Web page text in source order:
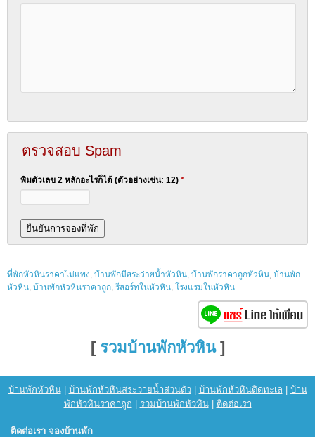
ตรวจสอบ Spam
พิมตัวเลข 2 หลักอะไรก็ได้ (ตัวอย่างเช่น: 12) *
ที่พักหัวหินราคาไม่แพง บ้านพักมีสระว่ายน้ำหัวหิน บ้านพักราคาถูกหัวหิน บ้านพัก
หัวหิน บ้านพักหัวหินราคาถูก ,รีสอร์ทในหัวหิน โรงแรมในหัวหิน
[ รวมบ้านพักหัวหิน]
บ้านพักหัวหิน| บ้านพักหัวหินสระว่ายน้ำส่วนตัว| บ้านพักหัวหินติดทะเล | บ้าน
พักหัวหินราคาถูก | รวมบ้านพักหัวหิน| ติดต่อเรา
ติดต่อเรา จองบ้านพัก